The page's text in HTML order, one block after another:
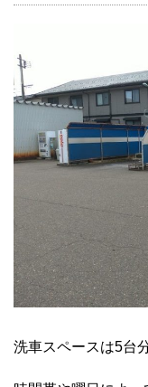
洗車スペースは5台